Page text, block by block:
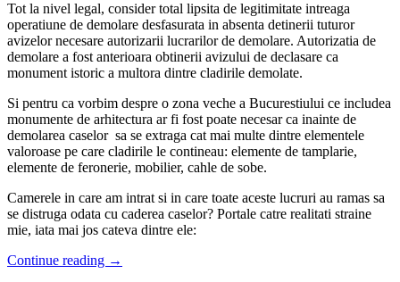
Tot la nivel legal, consider total lipsita de legitimitate intreaga
operatiune de demolare desfasurata in absenta detinerii tuturor
avizelor necesare autorizarii lucrarilor de demolare. Autorizatia de
demolare a fost anterioara obtinerii avizului de declasare ca
monument istoric a multora dintre cladirile demolate.
Si pentru ca vorbim despre o zona veche a Bucurestiului ce includea
monumente de arhitectura ar fi fost poate necesar ca inainte de
demolarea caselor sa se extraga cat mai multe dintre elementele
valoroase pe care cladirile le contineau: elemente de tamplarie,
elemente de feronerie, mobilier, cahle de sobe.
Camerele in care am intrat si in care toate aceste lucruri au ramas sa
se distruga odata cu caderea caselor? Portale catre realitati straine
mie, iata mai jos cateva dintre ele:
Continue reading →